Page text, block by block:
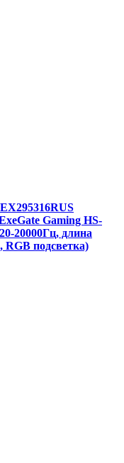
Gaming HS-
20000Гц, длина
RGB подсветка)